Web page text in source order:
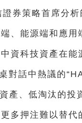
證券策略首席分
、能源端和應
資科技資產在能
對話中熱議的
產、低淘汰的投
多押注難以替